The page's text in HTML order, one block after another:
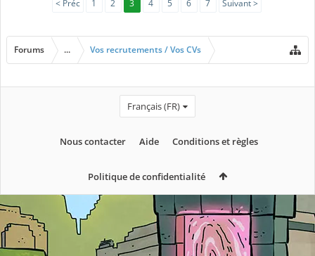
< Préc
1 2 3 4 5 6 7 Suivant >
Forums ... Vos recrutements / Vos CVs
Français (FR)
Nous contacter Aide Conditions et règles
Politique de confidentialité